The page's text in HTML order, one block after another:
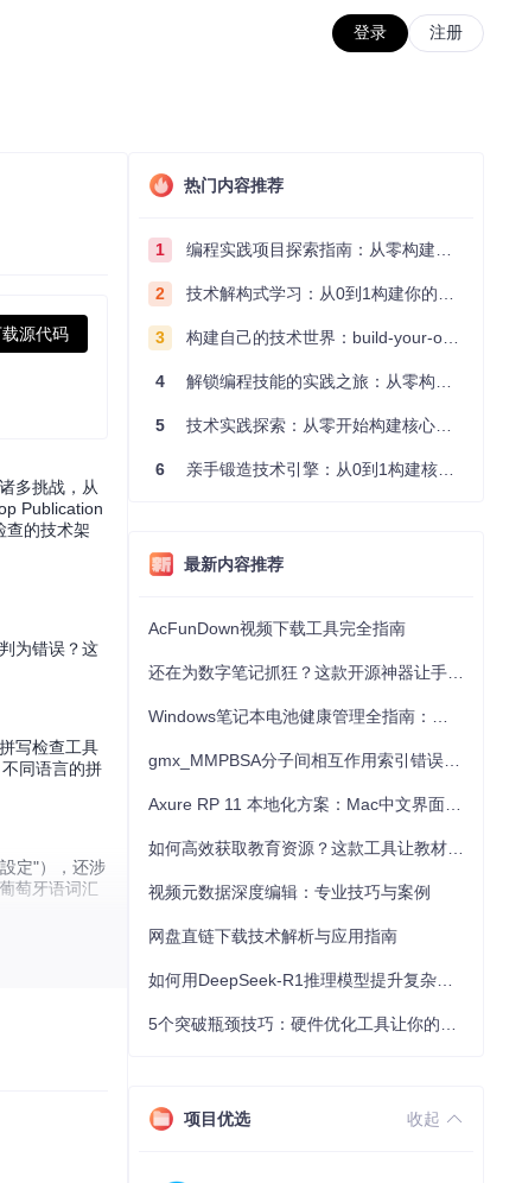
登录 注册
源代码
多挑战，从
Publication
查的技术架
为错误？这
写检查工具
同语言的拼
定"），还涉
萄牙语词汇
种架构不仅
热门内容推荐
1 编程实践项目探索指南：从零构建技术能力体系
2 技术解构式学习：从0到1构建你的编程知识体系
3 构建自己的技术世界：build-your-own-x项目的实践探索指南
4 解锁编程技能的实践之旅：从零构建你的技术世界
5 技术实践探索：从零开始构建核心系统的实践指南
6 亲手锻造技术引擎：从0到1构建核心系统的实践指南
最新内容推荐
AcFunDown视频下载工具完全指南
视频元数据深度编辑：专业技巧与案例
网盘直链下载技术解析与应用指南
项目优选 收起